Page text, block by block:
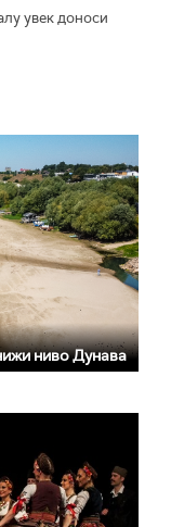
увек доноси
ниво Дунава